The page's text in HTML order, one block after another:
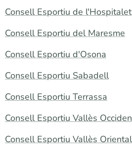
Consell Esportiu de l'Hospitalet
Consell Esportiu del Maresme
Consell Esportiu d'Osona
Consell Esportiu Sabadell
Consell Esportiu Terrassa
Consell Esportiu Vallès
Consell Esportiu Vallès Oriental